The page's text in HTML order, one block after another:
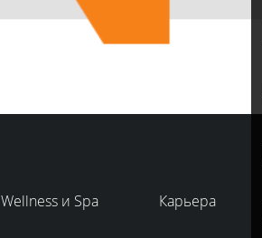
Wellness и Spa Карьера